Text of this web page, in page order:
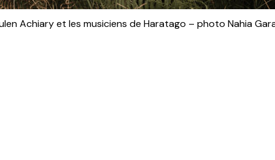
Achiary et les musiciens de Haratago – photo Nahia